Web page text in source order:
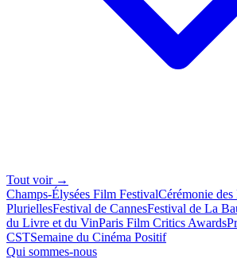
Tout voir →
Champs-Élysées Film FestivalCérémonie
PluriellesFestival de CannesFestival de La
du Livre et du VinParis Film Critics Awards
CSTSemaine du Cinéma Positif
Qui sommes-nous